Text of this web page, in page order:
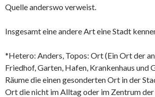
Quelle anderswo verweist.
Insgesamt eine andere Art eine Stadt
*Hetero: Anders, Topos: Ort (Ein Ort der
Friedhof, Garten, Hafen, Krankenhaus und
Räume die einen gesonderten Ort in der
Ort die nicht im Alltag oder im Zentrum